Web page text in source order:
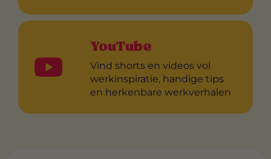
YouTube
Vind shorts en videos vol
werkinspiratie, handige tips
en herkenbare werkverhalen